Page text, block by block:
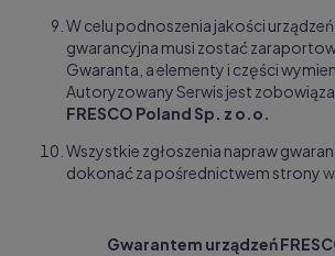
W celu podnoszenia jakości
gwarancyjna musi zostać
Gwaranta, a elementy i części
Autoryzowany Serwis jest
FRESCO Poland Sp. z o.o.
Wszystkie zgłoszenia napraw
dokonać za pośrednictwem strony
Gwarantem urządzeń